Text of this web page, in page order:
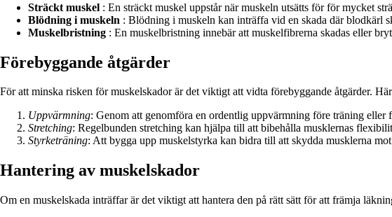
Sträckt muskel : En sträckt muskel uppstår när muskeln utsätts för för mycket
Blödning i muskeln : Blödning i muskeln kan inträffa vid en skada där blodkärl
Muskelbristning : En muskelbristning innebär att muskelfibrerna skadas eller
Förebyggande åtgärder
För att minska risken för muskelskador är det viktigt att vidta förebyggande åtgärder.
Uppvärmning: Genom att genomföra en ordentlig uppvärmning före träning
Stretching: Regelbunden stretching kan hjälpa till att bibehålla musklernas
Styrketräning: Att bygga upp muskelstyrka kan bidra till att skydda musklerna mot
Hantering av muskelskador
Om en muskelskada inträffar är det viktigt att hantera den på rätt sätt för att främja